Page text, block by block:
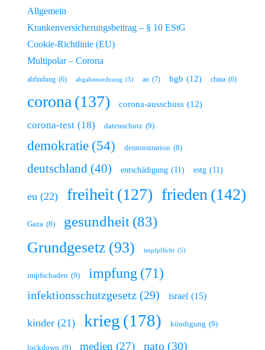
Allgemein
Krankenversicherungsbeitrag – § 10 EStG
Cookie-Richtlinie (EU)
Multipolar – Corona
abfindung (6) abgabenordnung (5) ao (7) bgb (12) china (6)
corona (137) corona-ausschuss (12)
corona-test (18) datenschutz (9)
demokratie (54) demonstration (8)
deutschland (40) entschädigung (11) estg (11)
eu (22) freiheit(127) frieden (142)
Gaza (8) gesundheit (83)
Grundgesetz (93) impfpflicht (5)
impfschaden (9) impfung (71)
infektionsschutzgesetz (29) israel (15)
kinder (21) krieg (178) kündigung (9)
lockdown (9) medien (27) nato (30)